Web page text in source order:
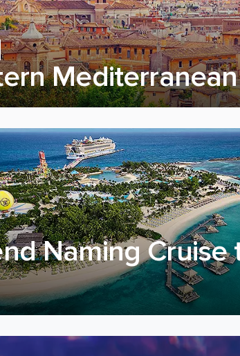
Naming Cruise